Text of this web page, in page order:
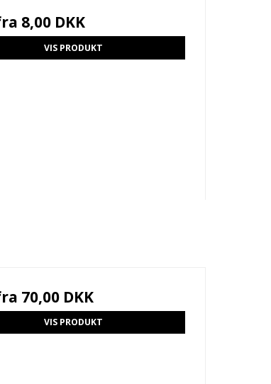
8,00 DKK
VIS PRODUKT
70,00 DKK
VIS PRODUKT